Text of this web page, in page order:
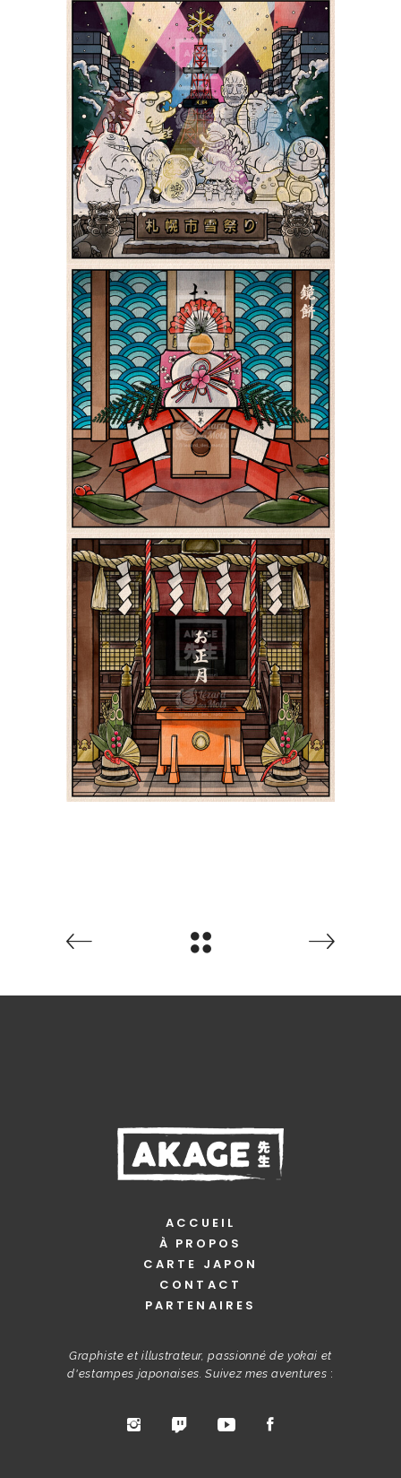
Le Yuki Matsuri de
Sapporo 札幌市雪祭り |
Shiki 四季
Paysages
Le Kagamimochi 鏡餅 |
Shiki 四季
Paysages
Le Nouvel An au Japon
お正月 | Shiki 四季
Paysages
ACCUEIL
À PROPOS
CARTE JAPON
CONTACT
PARTENAIRES
Graphiste et illustrateur, passionné de yokai et
d'estampes japonaises. Suivez mes aventures :